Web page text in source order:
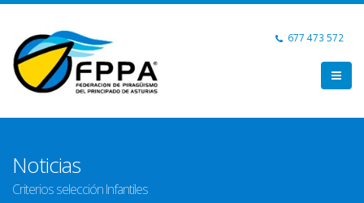
677 473 572
Noticias
Criterios selección Infantiles